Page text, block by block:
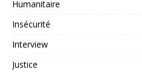
Humanitaire
Insécurité
Interview
Justice